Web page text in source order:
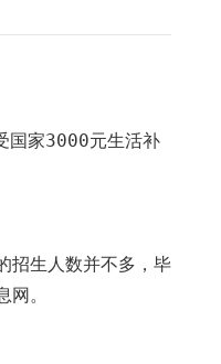
国家3000元生活补
招生人数并不多，毕
。